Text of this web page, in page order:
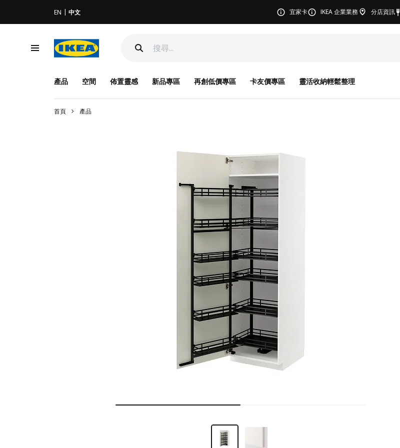
EN 中文 宜家卡 IKEA 企業業務 分店資訊
產品 空間 佈置靈感 新品專區 再創低價專區 卡友價專區 靈活收納輕鬆整理
首頁 產品